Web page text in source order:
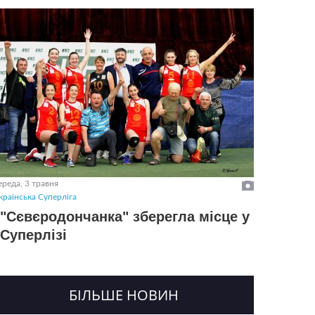
3 травня
Суперліга
"Сєвєродончанка" зберегла місце у
Суперлізі
БІЛЬШЕ НОВИН